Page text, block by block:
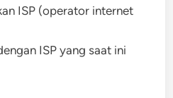
ISP (operator internet
ISP yang saat ini